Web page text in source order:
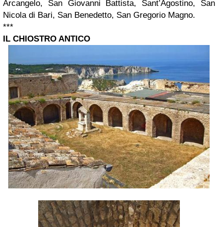
Arcangelo, San Giovanni Battista, Sant’Agostino, San
Nicola di Bari, San Benedetto, San Gregorio Magno.
***
IL CHIOSTRO ANTICO